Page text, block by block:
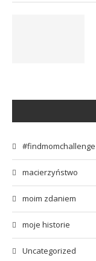
#findmomchallenge
macierzyństwo
moim zdaniem
moje historie
Uncategorized